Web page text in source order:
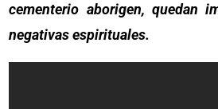
cementerio aborigen, quedan
negativas espirituales.